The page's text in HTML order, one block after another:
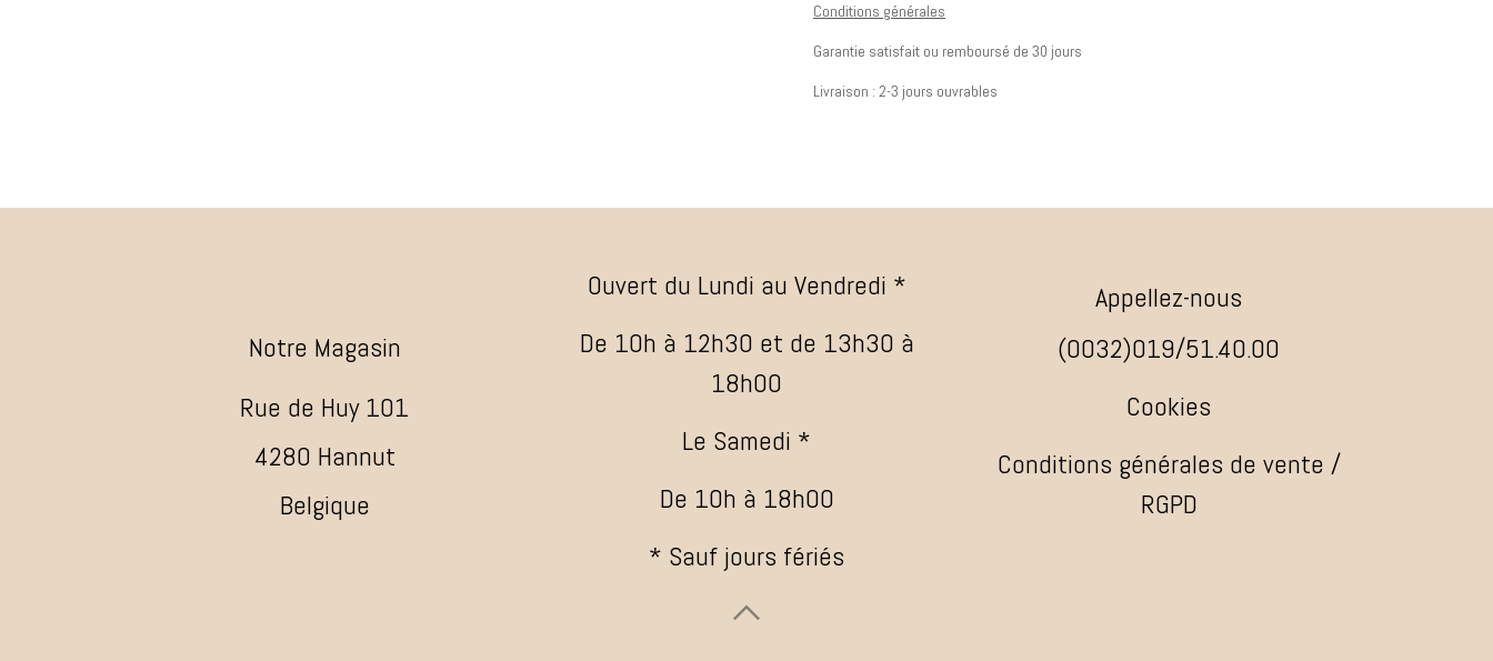
Conditions générales
Garantie satisfait ou remboursé de 30 jours
Livraison : 2-3 jours ouvrables
Notre Magasin
Rue de Huy 101
4280 Hannut
Belgique
Ouvert du Lundi au Vendredi *
De 10h à 12h30 et de 13h30 à
18h00
Le Samedi *
De 10h à 18h00
* Sauf jours fériés
Appellez-nous
(0032)019/51.40.00
Cookies
Conditions générales de vente /
RGPD